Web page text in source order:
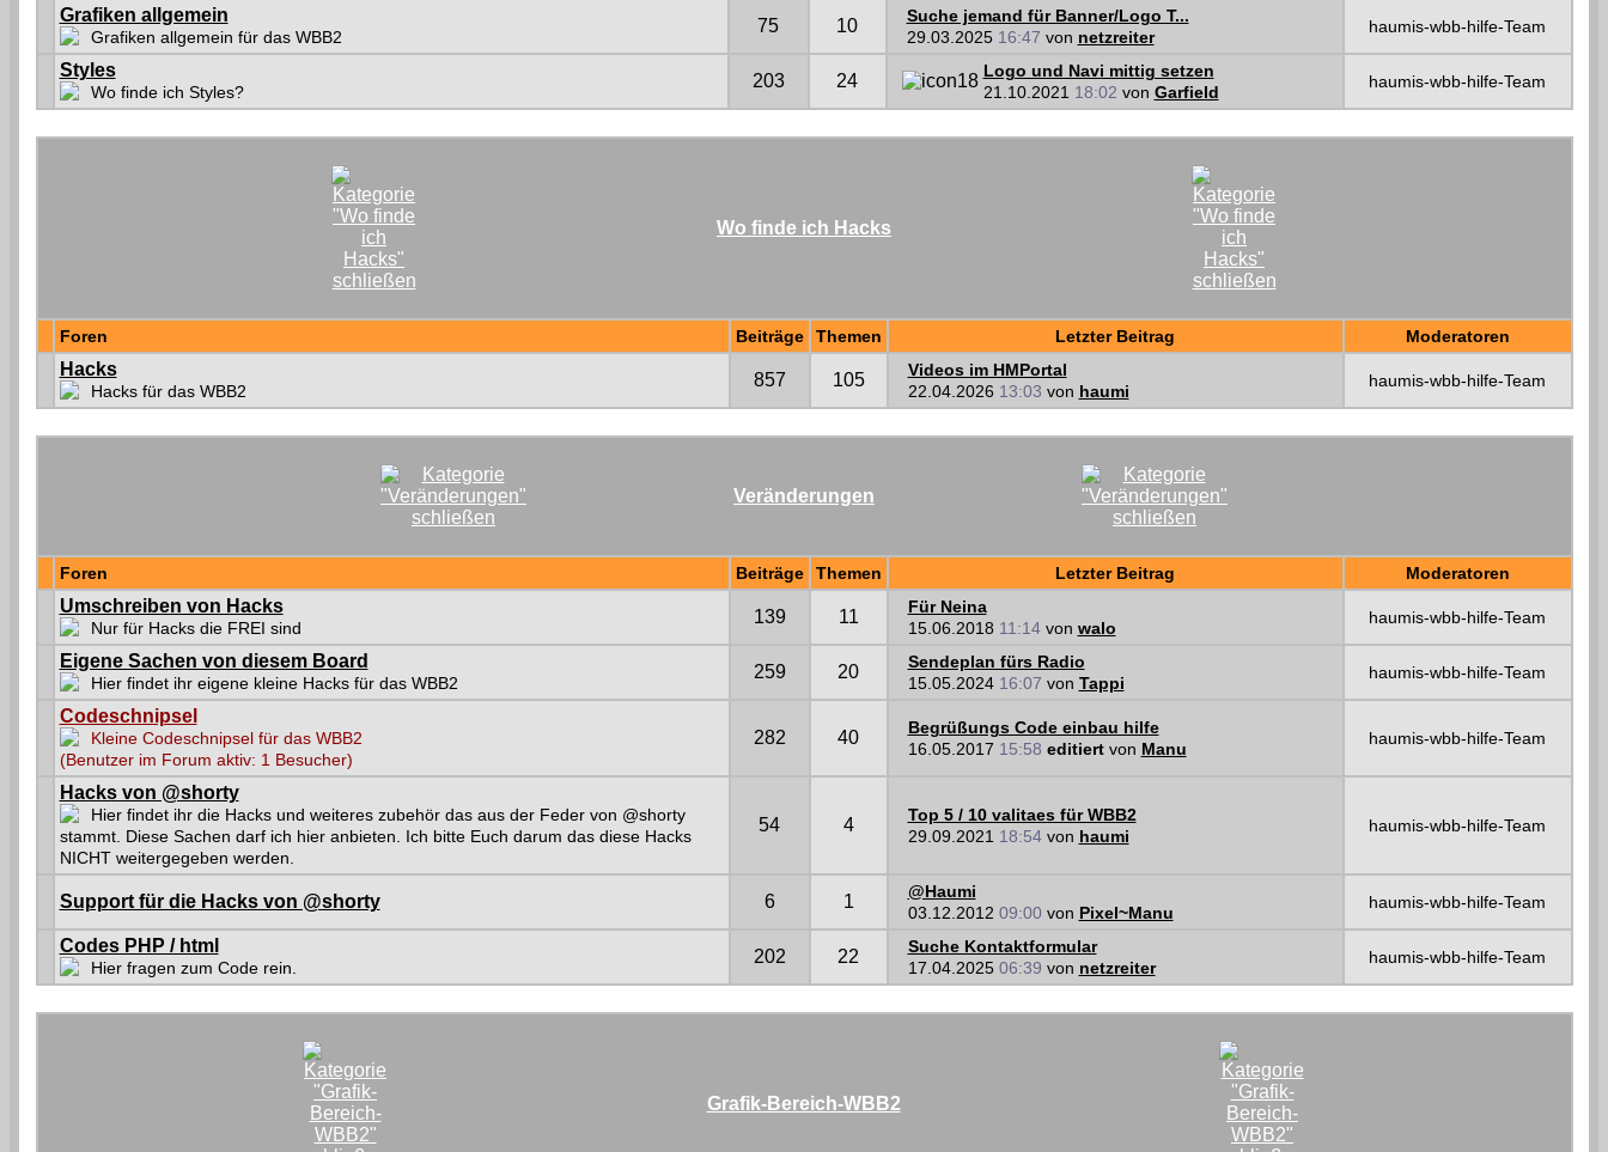
Grafiken allgemein
Grafiken allgemein für das WBB2
75 10
Suche jemand für Banner/Logo T...
29.03.2025 16:47 von netzreiter
haumis-wbb-hilfe-Team
Styles
Wo finde ich Styles?
203 24
Logo und Navi mittig setzen
21.10.2021 18:02 von Garfield
haumis-wbb-hilfe-Team
Wo finde ich Hacks
Foren Beiträge Themen Letzter Beitrag Moderatoren
Hacks
Hacks für das WBB2
857 105
Videos im HMPortal
22.04.2026 13:03 von haumi
haumis-wbb-hilfe-Team
Veränderungen
Foren Beiträge Themen Letzter Beitrag Moderatoren
Umschreiben von Hacks
Nur für Hacks die FREI sind
139 11
Für Neina
15.06.2018 11:14von walo
haumis-wbb-hilfe-Team
Eigene Sachen von diesem Board
Hier findet ihr eigene kleine Hacks für das WBB2
259 20
Sendeplan fürs Radio
15.05.2024 16:07 von Tappi
haumis-wbb-hilfe-Team
Codeschnipsel
Kleine Codeschnipsel für das WBB2
(Benutzer im Forum aktiv: 1 Besucher)
282 40
Begrüßungs Code einbau hilfe
16.05.2017 15:58 editiertvon Manu
haumis-wbb-hilfe-Team
Hacks von @shorty
Hier findet ihr die Hacks und weiteres zubehör das aus der Feder von @shorty
stammt. Diese Sachen darf ich hier anbieten. Ich bitte Euch darum das diese Hacks
NICHT weitergegeben werden.
54 4
Top 5 / 10 valitaes für WBB2
29.09.2021 18:54von haumi
haumis-wbb-hilfe-Team
Support für die Hacks von @shorty 6 1
@Haumi
03.12.2012 09:00 von Pixel~Manu
haumis-wbb-hilfe-Team
Codes PHP / html
Hier fragen zum Code rein.
202 22
Suche Kontaktformular
17.04.2025 06:39 von netzreiter
haumis-wbb-hilfe-Team
Grafik-Bereich-WBB2